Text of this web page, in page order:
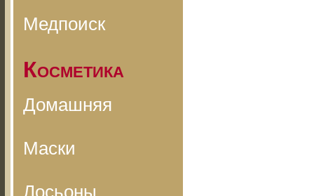
Медпоиск
Косметика
Домашняя
Маски
Лосьоны